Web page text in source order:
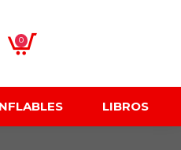
0
LIBROS